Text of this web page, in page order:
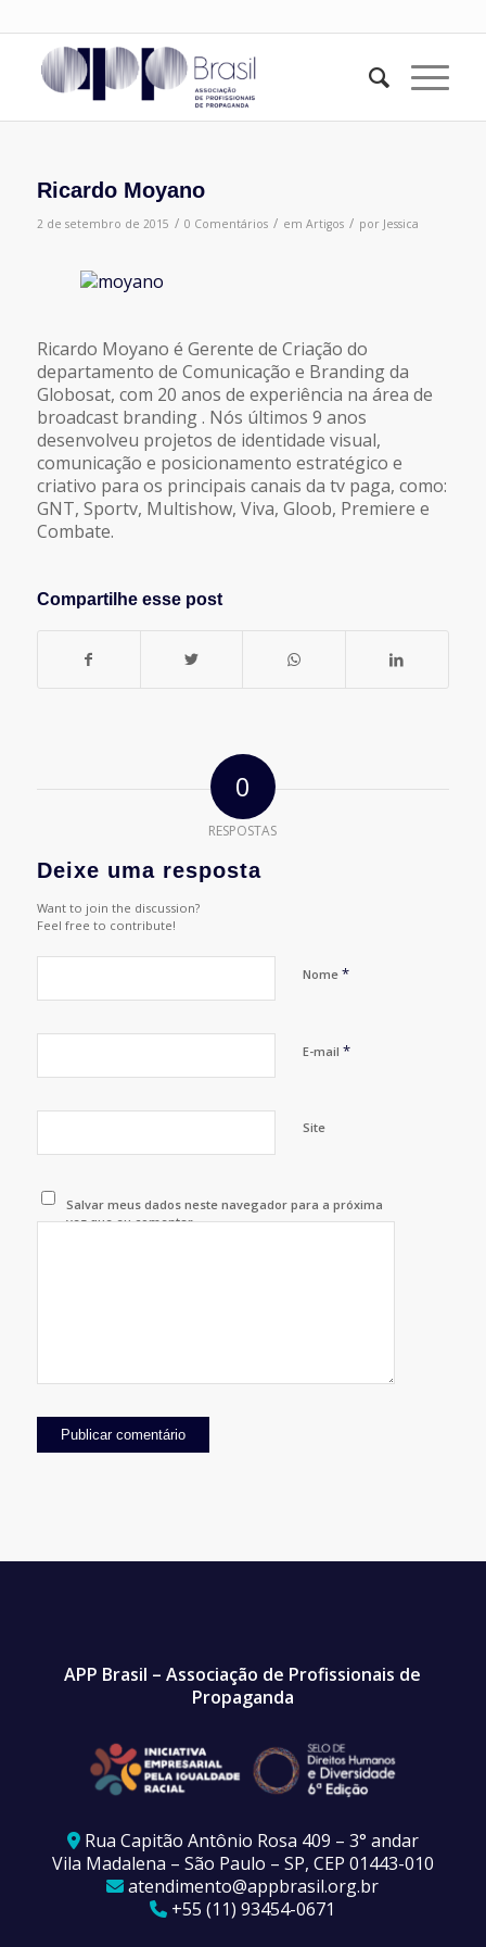
Ricardo Moyano
2 de setembro de 2015 / 0 Comentários / em Artigos / por Jessica
Ricardo Moyano é Gerente de Criação do
departamento de Comunicação e Branding da
Globosat, com 20 anos de experiência na área de
broadcast branding . Nós últimos 9 anos
desenvolveu projetos de identidade visual,
comunicação e posicionamento estratégico e
criativo para os principais canais da tv paga, como:
GNT, Sportv, Multishow, Viva, Gloob, Premiere e
Combate.
Compartilhe esse post
0
RESPOSTAS
Deixe uma resposta
Want to join the discussion?
Feel free to contribute!
Nome *
E-mail *
Site
Salvar meus dados neste navegador para a próxima
vez que eu comentar.
APP Brasil – Associação de Profissionais de
Propaganda
Rua Capitão Antônio Rosa 409 – 3° andar
Vila Madalena – São Paulo – SP, CEP 01443-010
atendimento@appbrasil.org.br
+55 (11) 93454-0671